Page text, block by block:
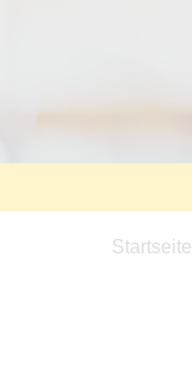
Startseite